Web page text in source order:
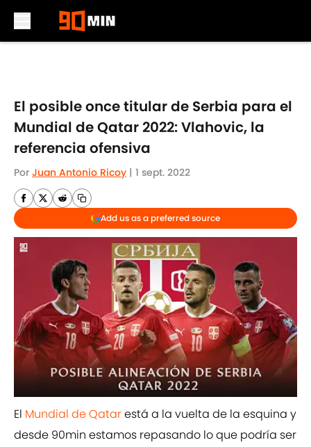
El posible once titular de Serbia para el
Mundial de Qatar 2022: Vlahovic, la
referencia ofensiva
Por Juan Antonio Ricoy | 1 sept. 2022
Add us as a preferred source
El Mundial de Qatarestá a la vuelta de la esquina y
desde 90min estamos repasando lo que podría ser